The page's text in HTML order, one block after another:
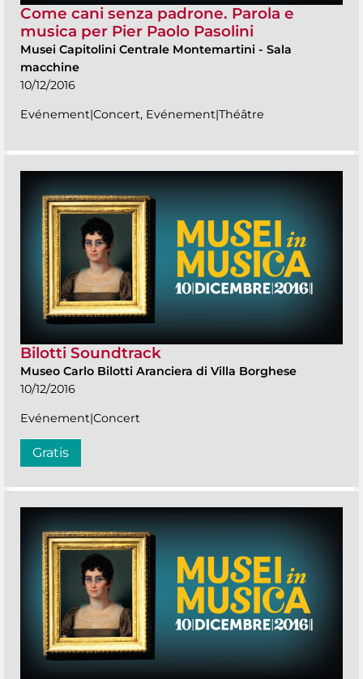
Come cani senza padrone. Parola e
musica per Pier Paolo Pasolini
Musei Capitolini Centrale Montemartini - Sala
macchine
10/12/2016
Evénement|Concert, Evénement|Théâtre
Bilotti Soundtrack
Museo Carlo Bilotti Aranciera di Villa Borghese
10/12/2016
Evénement|Concert
Gratis